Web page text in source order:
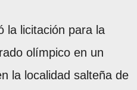
la licitación para la
olímpico en un
la localidad salteña de